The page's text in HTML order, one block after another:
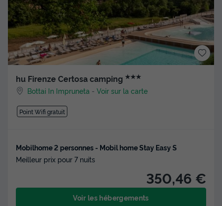
hu Firenze Certosa camping ★★★
Bottai In Impruneta -Voir sur la carte
Point Wifi gratuit
Mobilhome 2 personnes - Mobil home Stay Easy S
Meilleur prix pour 7 nuits
350,46 €
Voir les hébergements